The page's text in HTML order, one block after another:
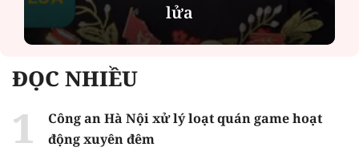
lửa
ĐỌC NHIỀU
Công an Hà Nội xử lý loạt quán game hoạt
động xuyên đêm